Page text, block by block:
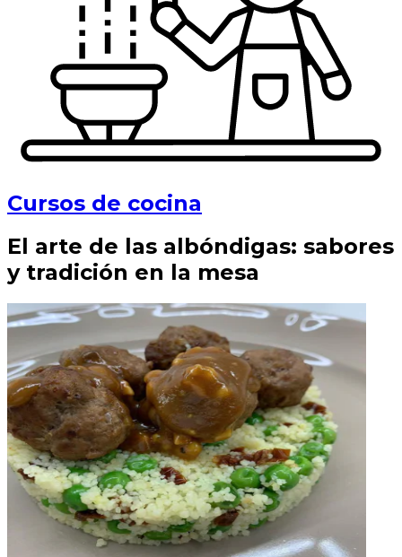
Cursos de cocina
El arte de las albóndigas: sabores
y tradición en la mesa